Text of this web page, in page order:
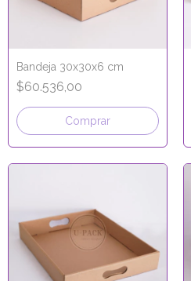
Bandeja 30x30x6 cm
$60.536,00
Comprar